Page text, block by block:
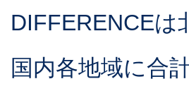
DIFFERENCEは
国内各地域に合